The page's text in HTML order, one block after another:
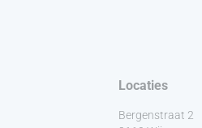
Locaties
Bergenstraat 2